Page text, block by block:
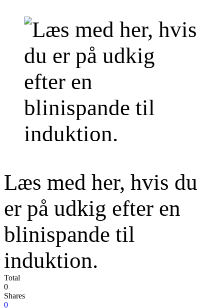
Læs med her, hvis du
er på udkig efter en
blinispande til
induktion.
Total
0
Shares
0